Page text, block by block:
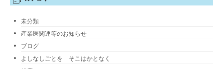
未分類
産業医関連等のお知らせ
ブログ
よしなしごとを そこはかとなく